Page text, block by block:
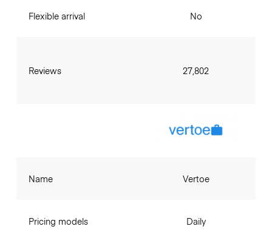
Flexible arrival
Reviews
No
27,802
Name
Pricing models
Vertoe
Daily